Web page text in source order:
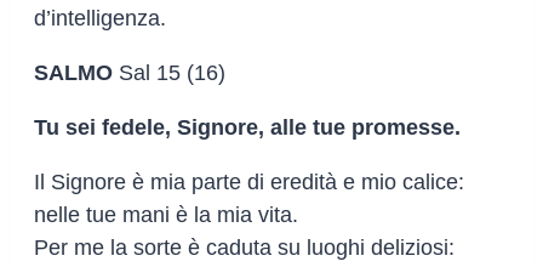
d’intelligenza.
SALMO Sal 15 (16)
Tu sei fedele, Signore, alle tue promesse.
Il Signore è mia parte di eredità e mio calice:
nelle tue mani è la mia vita.
Per me la sorte è caduta su luoghi deliziosi: